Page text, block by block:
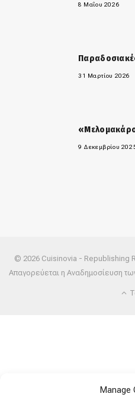
Manage
8 Μαΐου 2026
31 Μαρτίου 2026
9 Δεκεμβρίου
© 2026 Cuisinovia - Republishing
Απαγορεύεται η Αναδημοσίευση